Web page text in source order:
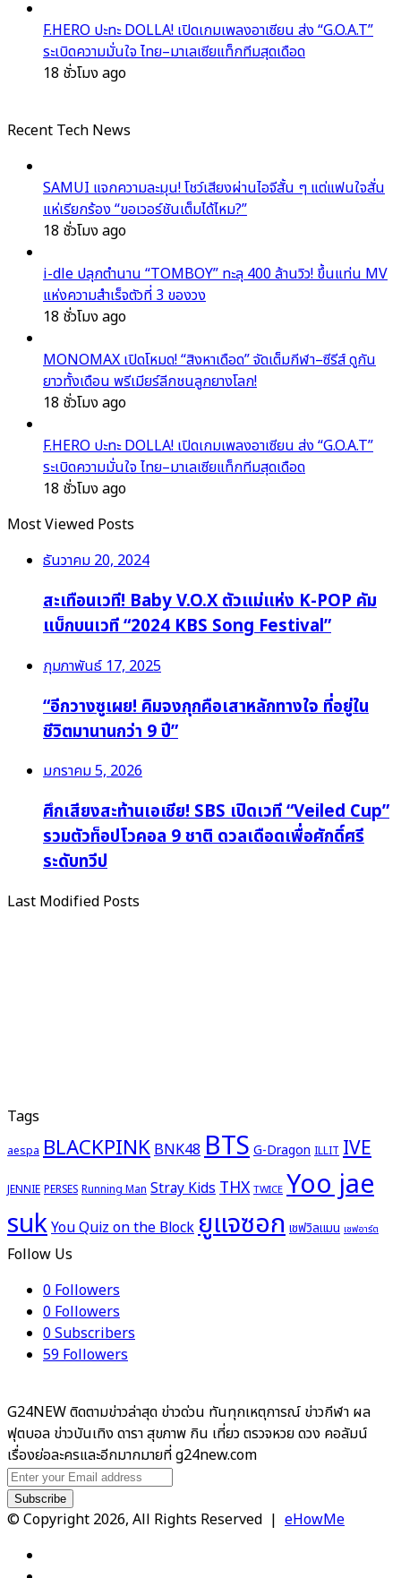
F.HERO ปะทะ DOLLA! เปิดเกมเพลงอาเซียน ส่ง “G.O.A.T”
ระเบิดความมั่นใจ ไทย–มาเลเซียแท็กทีมสุดเดือด
18 ชั่วโมง ago
Recent Tech News
SAMUI แจกความละมุน! โชว์เสียงผ่านไอจีสั้น ๆ แต่แฟนใจสั่น
แห่เรียกร้อง “ขอเวอร์ชันเต็มได้ไหม?”
18 ชั่วโมง ago
i-dle ปลุกตำนาน “TOMBOY” ทะลุ 400 ล้านวิว! ขึ้นแท่น MV
แห่งความสำเร็จตัวที่ 3 ของวง
18 ชั่วโมง ago
MONOMAX เปิดโหมด! “สิงหาเดือด” จัดเต็มกีฬา–ซีรีส์ ดูกัน
ยาวทั้งเดือน พรีเมียร์ลีกชนลูกยางโลก!
18 ชั่วโมง ago
F.HERO ปะทะ DOLLA! เปิดเกมเพลงอาเซียน ส่ง “G.O.A.T”
ระเบิดความมั่นใจ ไทย–มาเลเซียแท็กทีมสุดเดือด
18 ชั่วโมง ago
Most Viewed Posts
ธันวาคม 20, 2024
สะเทือนเวที! Baby V.O.X ตัวแม่แห่ง K-POP คัม
แบ็กบนเวที “2024 KBS Song Festival”
กุมภาพันธ์ 17, 2025
“อีกวางซูเผย! คิมจงกุกคือเสาหลักทางใจ ที่อยู่ใน
ชีวิตมานานกว่า 9 ปี”
มกราคม 5, 2026
ศึกเสียงสะท้านเอเชีย! SBS เปิดเวที “Veiled Cup”
รวมตัวท็อปโวคอล 9 ชาติ ดวลเดือดเพื่อศักดิ์ศรี
ระดับทวีป
Last Modified Posts
Tags
aespa BLACKPINK BNK48BTSG-Dragon ILLIT IVE
JENNIE PERSES Running Man Stray Kids THX TWICE Yoo jae
sukYou Quiz on the Blockยูแจซอก เชฟวิลแมน เชฟอาร์ต
Follow Us
0 Followers
0 Followers
0Subscribers
59 Followers
G24NEW ติดตามข่าวล่าสุด ข่าวด่วน ทันทุกเหตุการณ์ ข่าวกีฬา ผล
ฟุตบอล ข่าวบันเทิง ดารา สุขภาพ กิน เที่ยว ตรวจหวย ดวง คอลัมน์
เรื่องย่อละครและอีกมากมายที่ g24new.com
Enter
your
Email
© Copyright 2026, All Rights Reserved | eHowMe